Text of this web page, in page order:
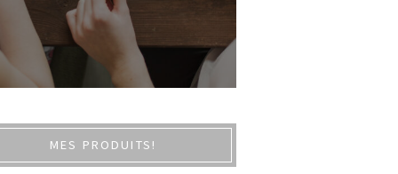
MES PRODUITS!